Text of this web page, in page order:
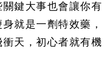
鍵大事也會讓你有
就是一劑特效藥，
天，初心者就有機